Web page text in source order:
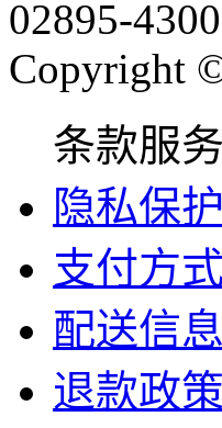
02895-
Copyright
条款服务
隐私保护
支付方式
配送信息
退款政策